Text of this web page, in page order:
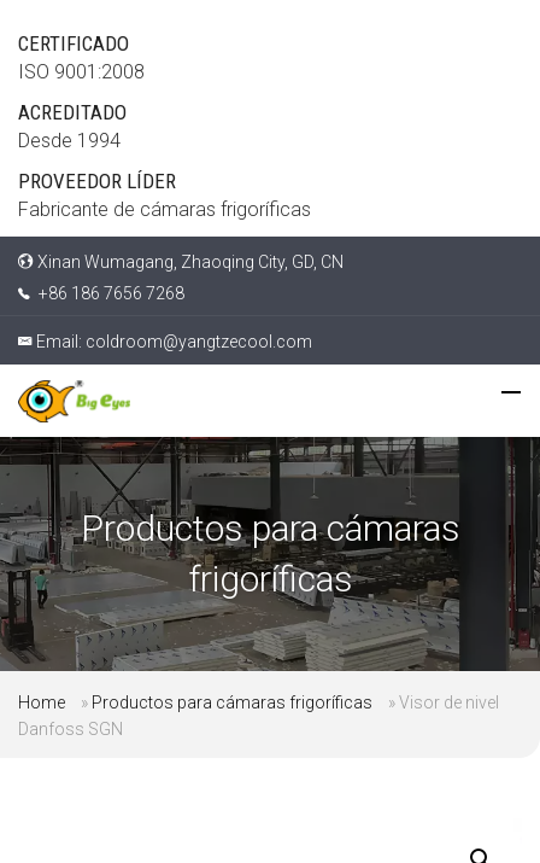
CERTIFICADO
ISO 9001:2008
ACREDITADO
Desde 1994
PROVEEDOR LÍDER
Fabricante de cámaras frigoríficas
Xinan Wumagang, Zhaoqing City, GD, CN
+86 186 7656 7268
Email: coldroom@yangtzecool.com
Productos para cámaras
frigoríficas
Home » Productos para cámaras frigoríficas »Visor de nivel
Danfoss SGN